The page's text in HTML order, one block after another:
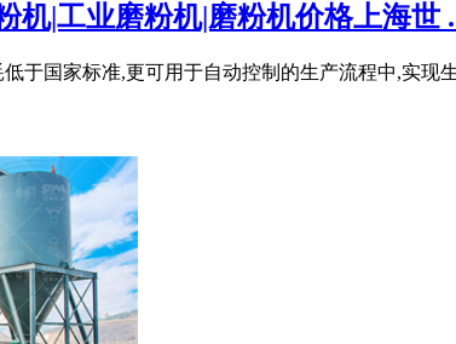
机|工业磨粉机|磨粉机价格上海世
于国家标准,更可用于自动控制的生产流程中,实